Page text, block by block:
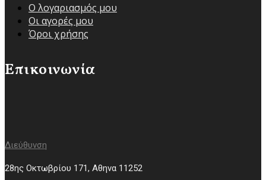
Ο λογαριασμός μου
Οι αγορές μου
Όροι χρήσης
Επικοινωνία
Διεύθυνση
28ης Οκτωβρίου 171, Aθηνα 11252